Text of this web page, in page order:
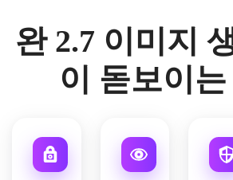
완 2.7 이미지
이 돋보이